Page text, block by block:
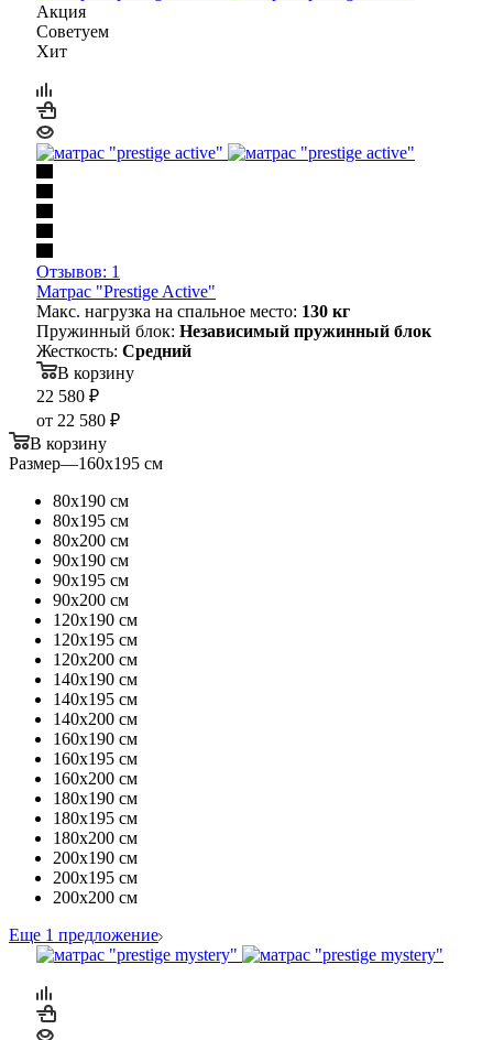
Акция
Советуем
Хит
Отзывов: 1
Матрас "Prestige Active"
Макс. нагрузка на спальное место: 130 кг
Пружинный блок: Независимый пружинный блок
Жесткость: Средний
В корзину
22 580 ₽
от 22 580 ₽
В корзину
Размер—160х195 см
80х190 см
80х195 см
80х200 см
90х190 см
90х195 см
90х200 см
120х190 см
120х195 см
120х200 см
140х190 см
140х195 см
140х200 см
160х190 см
160х195 см
160х200 см
180х190 см
180х195 см
180х200 см
200х190 см
200х195 см
200х200 см
Еще 1 предложение